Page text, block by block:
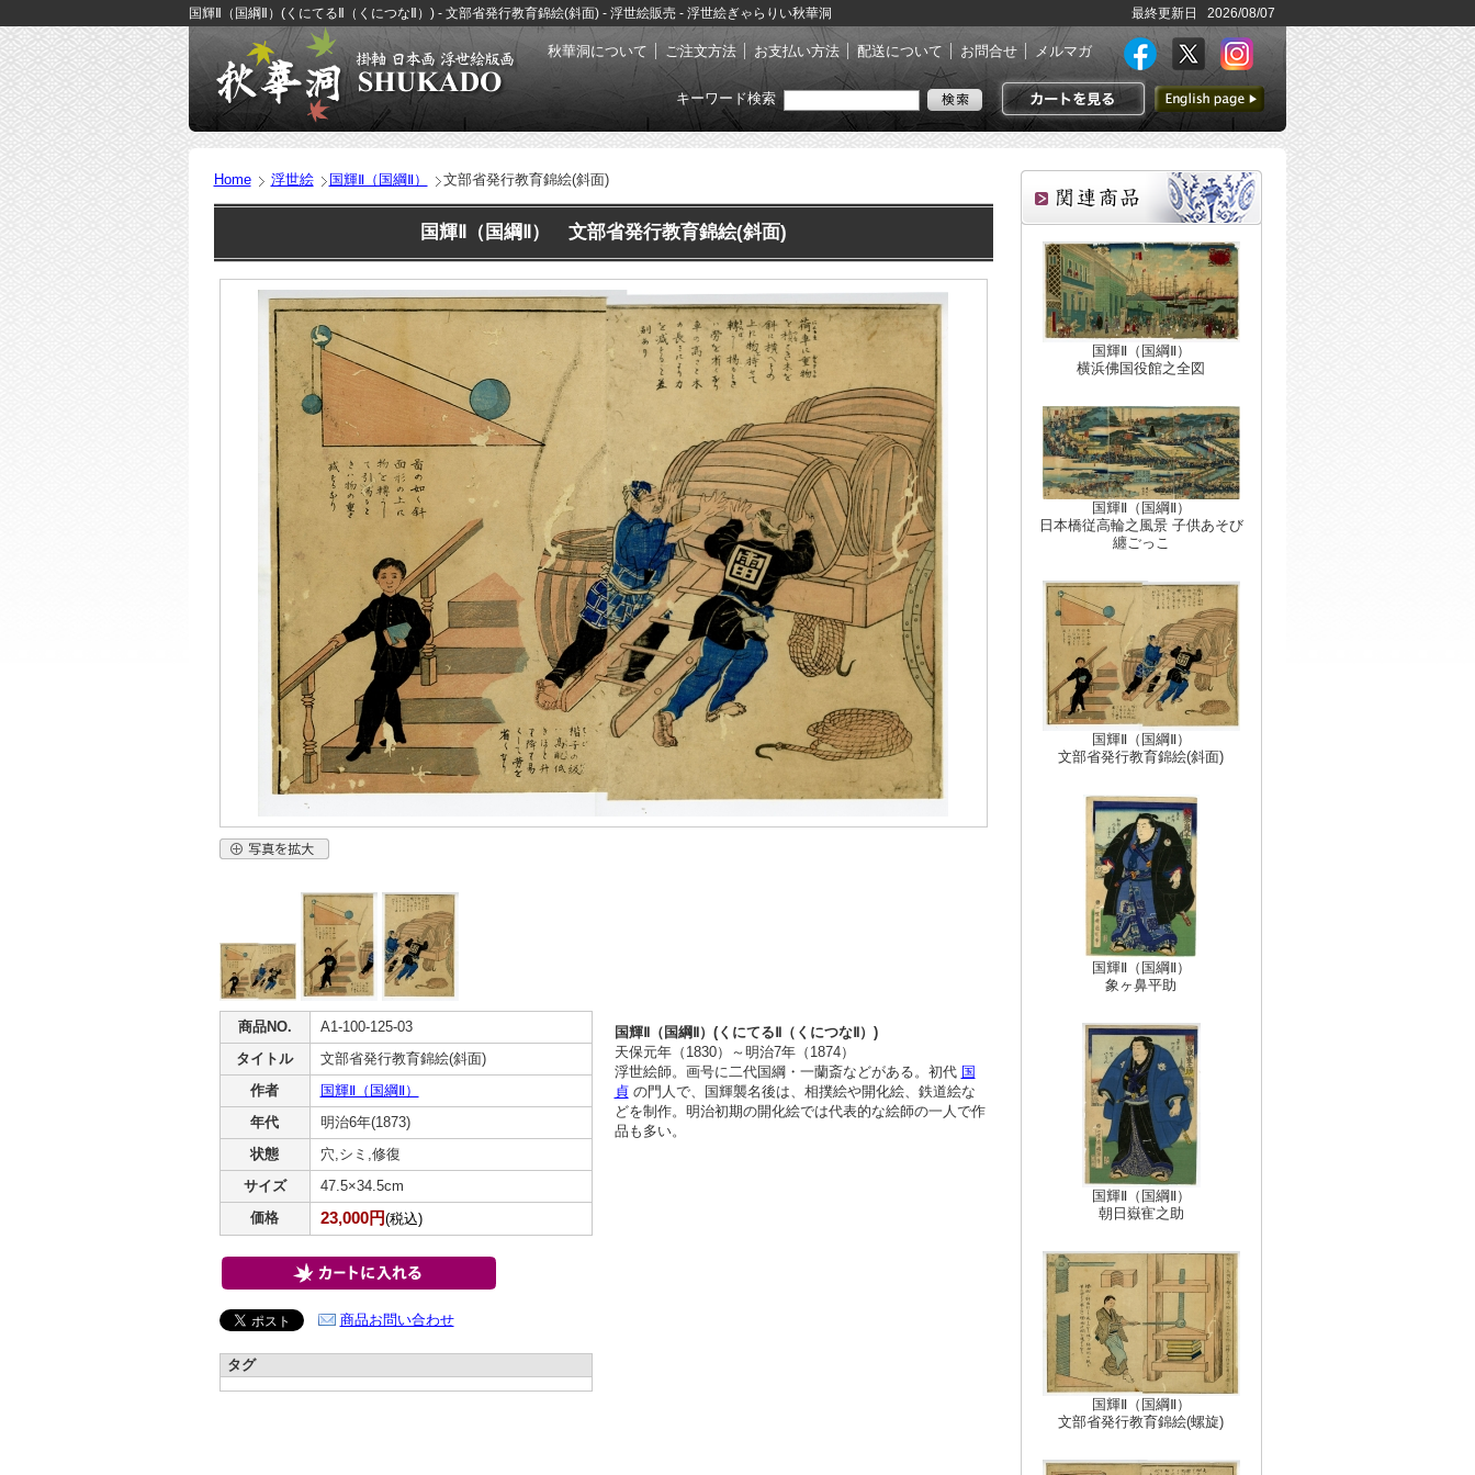
国輝Ⅱ（国綱Ⅱ）(くにてるⅡ（くにつなⅡ）) - 文部省発行教育錦絵(斜面) - 浮世絵販売 - 浮世絵ぎゃらりい秋華洞 最終更新日 2026/08/07
秋華洞について ご注文方法 お支払い方法 配送について お問合せ メルマガ
カートを見る
英語ページへ
キーワード検索
Home 浮世絵 国輝Ⅱ（国綱Ⅱ） 文部省発行教育錦絵(斜面)
国輝Ⅱ（国綱Ⅱ） 文部省発行教育錦絵(斜面)
商品NO.
A1-100-125-03
タイトル
文部省発行教育錦絵(斜面)
作者
国輝Ⅱ（国綱Ⅱ）
年代
明治6年(1873)
状態
穴,シミ,修復
サイズ
47.5×34.5cm
価格
23,000円(税込)
商品お問い合わせ
タグ
国輝Ⅱ（国綱Ⅱ）(くにてるⅡ（くにつなⅡ）)
天保元年（1830）～明治7年（1874）
浮世絵師。画号に二代国綱・一蘭斎などがある。初代 国
貞の門人で、国輝襲名後は、相撲絵や開化絵、鉄道絵な
どを制作。明治初期の開化絵では代表的な絵師の一人で作
品も多い。
国輝Ⅱ（国綱Ⅱ）
横浜佛国役館之全図
国輝Ⅱ（国綱Ⅱ）
日本橋従高輪之風景 子供あそび
纏ごっこ
国輝Ⅱ（国綱Ⅱ）
文部省発行教育錦絵(斜面)
国輝Ⅱ（国綱Ⅱ）
象ヶ鼻平助
国輝Ⅱ（国綱Ⅱ）
朝日嶽寉之助
国輝Ⅱ（国綱Ⅱ）
文部省発行教育錦絵(螺旋)